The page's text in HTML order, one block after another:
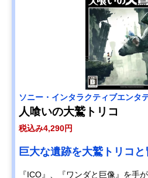
ソニー・インタラクティブエンタ
人喰いの大鷲トリコ
税込み4,290円
巨大な遺跡を大鷲トリコと
『ICO』、『ワンダと巨像』を手